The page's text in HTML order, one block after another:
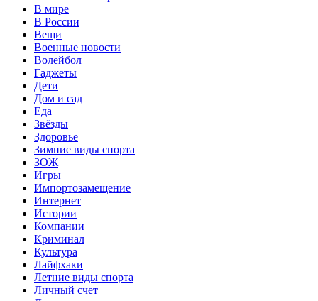
В мире
В России
Вещи
Военные новости
Волейбол
Гаджеты
Дети
Дом и сад
Еда
Звёзды
Здоровье
Зимние виды спорта
ЗОЖ
Игры
Импортозамещение
Интернет
Истории
Компании
Криминал
Культура
Лайфхаки
Летние виды спорта
Личный счет